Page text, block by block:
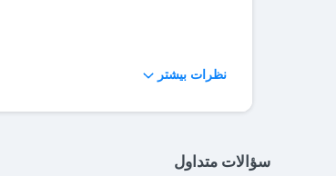
نظرات بیشتر
سؤالات متداول